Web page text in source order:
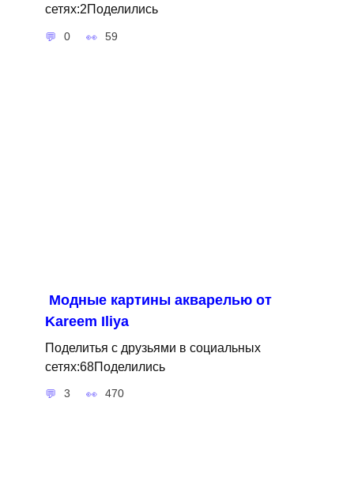
сетях:2Поделились
0 59
Модные картины акварелью от
Kareem Iliya
Поделитья с друзьями в социальных
сетях:68Поделились
3 470